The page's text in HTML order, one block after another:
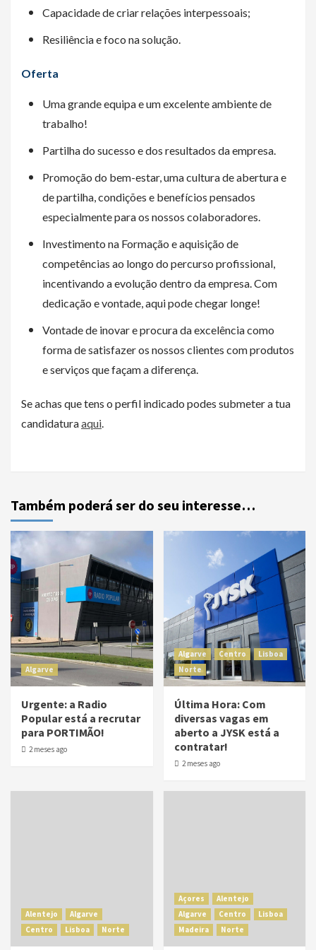
Capacidade de criar relações interpessoais;
Resiliência e foco na solução.
Oferta
Uma grande equipa e um excelente ambiente de
trabalho!
Partilha do sucesso e dos resultados da empresa.
Promoção do bem-estar, uma cultura de abertura e
de partilha, condições e benefícios pensados
especialmente para os nossos colaboradores.
Investimento na Formação e aquisição de
competências ao longo do percurso profissional,
incentivando a evolução dentro da empresa. Com
dedicação e vontade, aqui pode chegar longe!
Vontade de inovar e procura da excelência como
forma de satisfazer os nossos clientes com produtos
e serviços que façam a diferença.
Se achas que tens o perfil indicado podes submeter a tua
candidaturaaqui.
Também poderá ser do seu interesse…
Algarve
Urgente: a Radio
Popular está a recrutar
para PORTIMÃO!
2 meses ago
Algarve Centro
Lisboa
Norte
Última Hora: Com
diversas vagas em
aberto a JYSK está a
contratar!
2 meses ago
Alentejo
Algarve
Centro
Lisboa Norte
Açores
Alentejo
Algarve
Centro
Lisboa
Madeira
Norte